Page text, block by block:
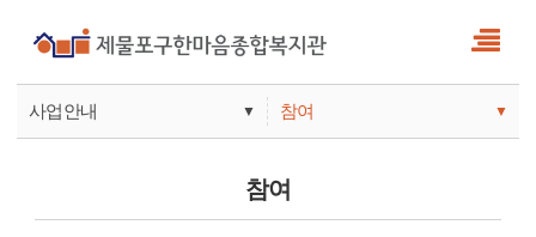
사업안내 ▼
기관안내
참여 ▼
서비스
참여